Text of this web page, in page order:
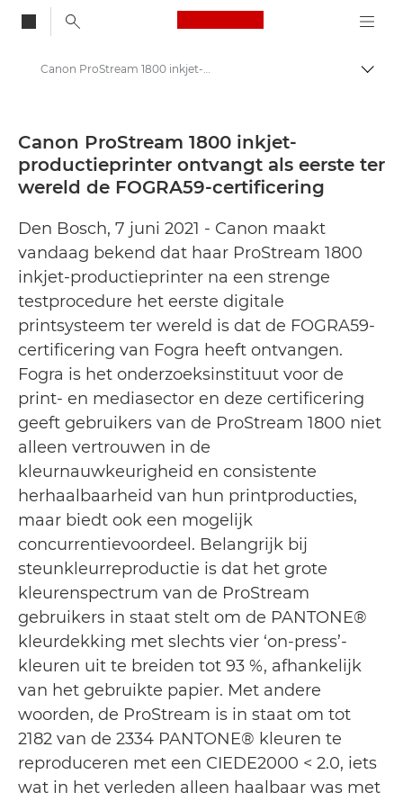
Canon Logo, back
Press Centre
Persberichten - Canon Press Centre
Canon ProStream 1800 inkjet-productieprinter ontvangt als eerste ter wereld de FOGRA59-certificering - Canon Press Centre
Canon ProStream 1800 inkjet-
productieprinter ontvangt als eerste ter
wereld de FOGRA59-certificering
Den Bosch, 7 juni 2021 - Canon maakt
vandaag bekend dat haar ProStream 1800
inkjet-productieprinter na een strenge
testprocedure het eerste digitale
printsysteem ter wereld is dat de FOGRA59-
certificering van Fogra heeft ontvangen.
Fogra is het onderzoeksinstituut voor de
print- en mediasector en deze certificering
geeft gebruikers van de ProStream 1800 niet
alleen vertrouwen in de
kleurnauwkeurigheid en consistente
herhaalbaarheid van hun printproducties,
maar biedt ook een mogelijk
concurrentievoordeel. Belangrijk bij
steunkleurreproductie is dat het grote
kleurenspectrum van de ProStream
gebruikers in staat stelt om de PANTONE®
kleurdekking met slechts vier ‘on-press’-
kleuren uit te breiden tot 93 %, afhankelijk
van het gebruikte papier. Met andere
woorden, de ProStream is in staat om tot
2182 van de 2334 PANTONE® kleuren te
reproduceren met een CIEDE2000 < 2.0, iets
wat in het verleden alleen haalbaar was met